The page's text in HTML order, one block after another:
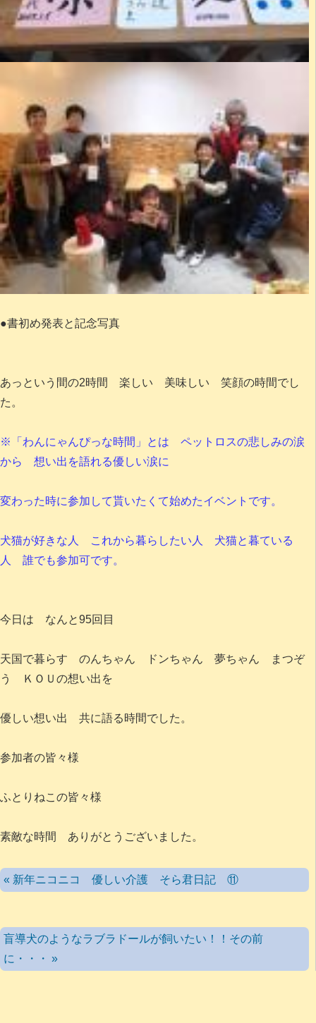
●書初め発表と記念写真
あっという間の2時間 楽しい 美味しい 笑顔の時間でし
た。
※「わんにゃんぴっな時間」とは ペットロスの悲しみの涙
から 想い出を語れる優しい涙に
変わった時に参加して貰いたくて始めたイベントです。
犬猫が好きな人 これから暮らしたい人 犬猫と暮ている
人 誰でも参加可です。
今日は なんと95回目
天国で暮らす のんちゃん ドンちゃん 夢ちゃん まつぞ
う ＫＯＵの想い出を
優しい想い出 共に語る時間でした。
参加者の皆々様
ふとりねこの皆々様
素敵な時間 ありがとうございました。
« 新年ニコニコ 優しい介護 そら君日記 ⑪
盲導犬のようなラブラドールが飼いたい！！その前
に・・・ »